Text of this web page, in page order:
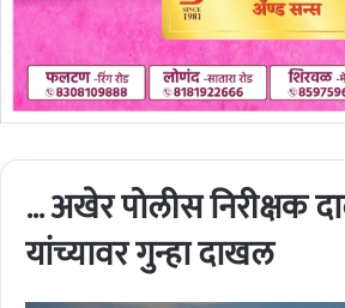
… अखेर पोलीस निरीक्षक
यांच्यावर गुन्हा दाखल